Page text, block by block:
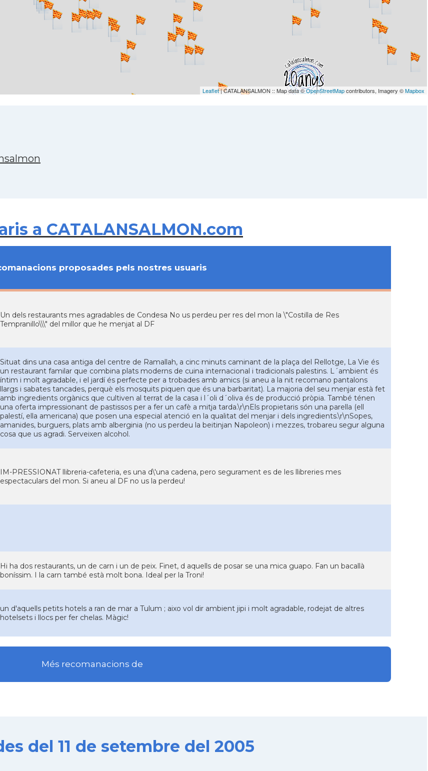
Leaflet| CATALANSALMON :: Map data ©OpenStreetMapcontributors, Imagery ©Mapbox
a CATALANSALMON.com
proposades pels nostres usuaris
Un dels restaurants mes agradables de Condesa No us perdeu per res del mon la \"Costilla de Res
Tempranillo\\\" del millor que he menjat al DF
Situat dins una casa antiga del centre de Ramallah, a cinc minuts caminant de la plaça del Rellotge, La Vie és
un restaurant familar que combina plats moderns de cuina internacional i tradicionals palestins. L´ambient és
íntim i molt agradable, i el jardí és perfecte per a trobades amb amics (si aneu a la nit recomano pantalons
llargs i sabates tancades, perquè els mosquits piquen que és una barbaritat). La majoria del seu menjar està fet
amb ingredients orgànics que cultiven al terrat de la casa i l´oli d´oliva és de producció pròpia. També ténen
una oferta impressionant de pastissos per a fer un cafè a mitja tarda.\r\nEls propietaris són una parella (ell
palestí, ella americana) que posen una especial atenció en la qualitat del menjar i dels ingredients.\r\nSopes,
amanides, burguers, plats amb alberginia (no us perdeu la beitinjan Napoleon) i mezzes, trobareu segur alguna
cosa que us agradi. Serveixen alcohol.
IM-PRESSIONAT llibreria-cafeteria, es una d\'una cadena, pero segurament es de les llibreries mes
espectaculars del mon. Si aneu al DF no us la perdeu!
Hi ha dos restaurants, un de carn i un de peix. Finet, d aquells de posar se una mica guapo. Fan un bacallà
boníssim. I la carn també està molt bona. Ideal per la Troni!
un d'aquells petits hotels a ran de mar a Tulum ; aixo vol dir ambient jipi i molt agradable, rodejat de altres
hotelsets i llocs per fer chelas. Màgic!
Més recomanacions de
del 11 de setembre del 2005